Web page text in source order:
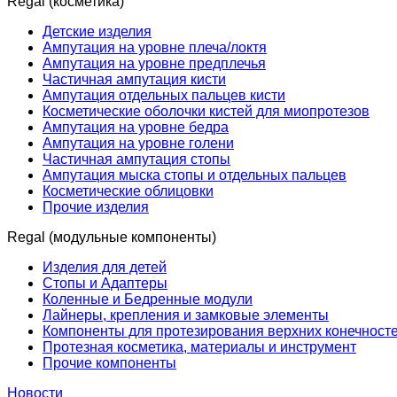
Детские изделия
Ампутация на уровне плеча/локтя
Ампутация на уровне предплечья
Частичная ампутация кисти
Ампутация отдельных пальцев кисти
Косметические оболочки кистей для миопротезов
Ампутация на уровне бедра
Ампутация на уровне голени
Частичная ампутация стопы
Ампутация мыска стопы и отдельных пальцев
Косметические облицовки
Прочие изделия
Regal (модульные компоненты)
Изделия для детей
Стопы и Адаптеры
Коленные и Бедренные модули
Лайнеры, крепления и замковые элементы
Компоненты для протезирования верхних
Протезная косметика, материалы и инструмент
Прочие компоненты
Новости